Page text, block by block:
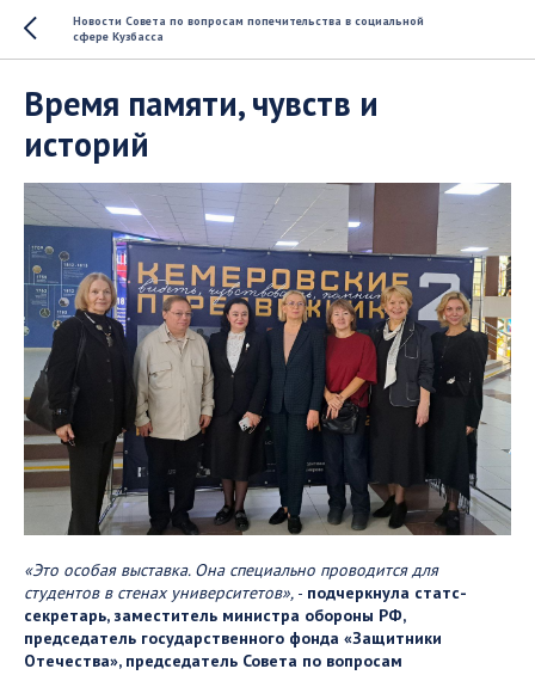
Новости Совета по вопросам попечительства в социальной
сфере Кузбасса
Время памяти, чувств и
историй
«Это особая выставка. Она специально проводится для
студентов в стенах университетов», - подчеркнула статс-
секретарь, заместитель министра обороны РФ,
председатель государственного фонда «Защитники
Отечества», председатель Совета по вопросам